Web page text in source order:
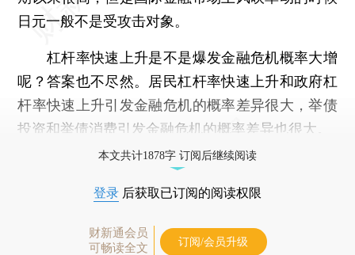
日元一般不是受攻击对象。
杠杆率快速上升是不是爆发金融危机概率大增
呢？答案也不尽然。居民杠杆率快速上升和政府杠
杆率快速上升引发金融危机的概率差异很大，举债
投资和举债消费引发金融危机的概率差异也很大。
本文共计1878字 订阅后继续阅读
登录 后获取已订阅的阅读权限
财新通会员
可畅读全文
订阅/会员升级